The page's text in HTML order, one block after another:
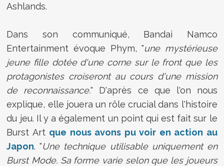
Ashlands.
Dans son communiqué, Bandai Namco
Entertainment évoque Phym, "une mystérieuse
jeune fille dotée d'une corne sur le front que les
protagonistes croiseront au cours d'une mission
de reconnaissance." D'après ce que l'on nous
explique, elle jouera un rôle crucial dans l'histoire
du jeu. Il y a également un point qui est fait sur le
Burst Art que nous avons pu voir en action au
Japon. "Une technique utilisable uniquement en
Burst Mode. Sa forme varie selon que les joueurs